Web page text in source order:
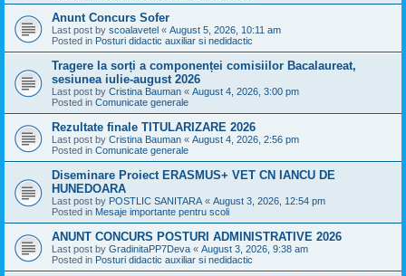
Anunt Concurs Sofer
Last post by scoalavetel « August 5, 2026, 10:11 am
Posted in Posturi didactic auxiliar si nedidactic
Tragere la sorți a componenței comisiilor Bacalaureat,
sesiunea iulie-august 2026
Last post by Cristina Bauman « August 4, 2026, 3:00 pm
Posted in Comunicate generale
Rezultate finale TITULARIZARE 2026
Last post by Cristina Bauman « August 4, 2026, 2:56 pm
Posted in Comunicate generale
Diseminare Proiect ERASMUS+ VET CN IANCU DE
HUNEDOARA
Last post by POSTLIC SANITARA « August 3, 2026, 12:54 pm
Posted in Mesaje importante pentru scoli
ANUNT CONCURS POSTURI ADMINISTRATIVE 2026
Last post by GradinitaPP7Deva « August 3, 2026, 9:38 am
Posted in Posturi didactic auxiliar si nedidactic